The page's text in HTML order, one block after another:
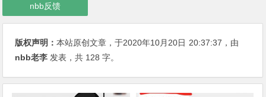
nbb反馈
版权声明：本站原创文章，于2020年10月20日 20:37:37 ，由
nbb老李 发表，共 128 字。